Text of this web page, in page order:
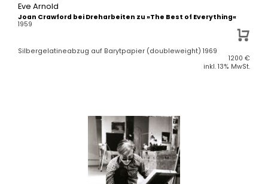
Eve Arnold
Joan Crawford bei Dreharbeiten zu »The Best of Everything«
1959
Silbergelatineabzug auf Barytpapier (doubleweight) 1969
1200 €
inkl. 13% MwSt.